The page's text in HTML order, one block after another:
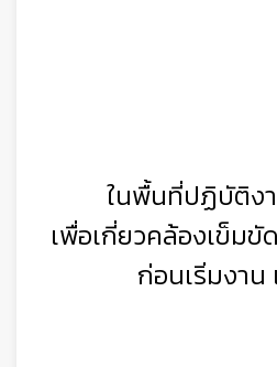
ในพื้นที่ปฏิบัติง
เพื่อเกี่ยวคล้องเข็ม
ก่อนเริ่มงาน